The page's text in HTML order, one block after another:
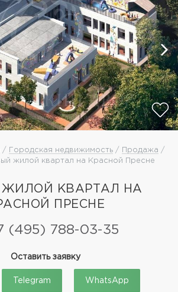
/ Городская недвижимость/ Продажа /
жилой квартал на Красной Пресне
КВАРТАЛ НА
ПРЕСНЕ
(495) 788-03-35
Оставить заявку
Telegram WhatsApp